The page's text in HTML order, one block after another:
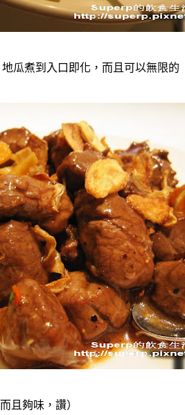
瓜煮到入口即化，而且可以無限的
且夠味，讚）